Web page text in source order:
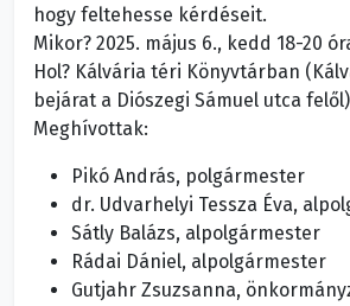
hogy feltehesse kérdéseit.
Mikor? 2025. május 6., kedd 18-20
Hol? Kálvária téri Könyvtárban
bejárat a Diószegi Sámuel utca felől)
Meghívottak:
Pikó András, polgármester
dr. Udvarhelyi Tessza Éva,
Sátly Balázs, alpolgármester
Rádai Dániel, alpolgármester
Gutjahr Zsuzsanna,